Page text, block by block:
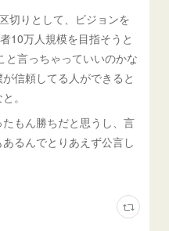
切りとして、ビジョンを
10万人規模を目指そうと
と言っちゃっていいのかな
信頼してる人ができると
。
もん勝ちだと思うし、言
るんでとりあえず公言し